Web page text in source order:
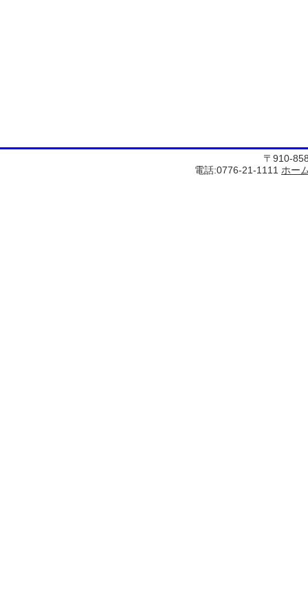
〒910-
電話:0776-21-1111 ホー